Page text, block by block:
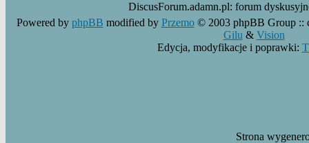
DiscusForum.adamn.pl: forum
Powered by phpBB modified by Przemo© 2003 phpBB Group ::
Gilu & Vision
Edycja, modyfikacje i poprawki:
Strona